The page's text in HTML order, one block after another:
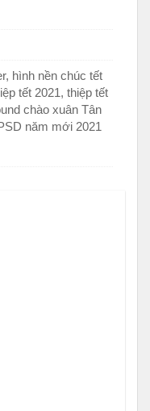
hình nền chúc tết
tết 2021, thiệp tết
chào xuân Tân
năm mới 2021